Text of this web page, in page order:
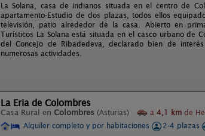
La Solana, casa de indianos situada en el centro de
apartamento-Estudio de dos plazas, todos ellos
televisión, patio alrededor de la casa. Abierto en
Turísticos La Solana está situada en el casco urbano de
del Concejo de Ribadedeva, declarado bien de
numerosas actividades.
La Eria de Colombres
Casa Rural en Colombres (Asturias) a 4,1 km de
Alquiler completo y por habitaciones
2-4 plazas